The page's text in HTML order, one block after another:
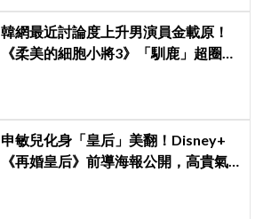
韓網最近討論度上升男演員金載原！
《柔美的細胞小將3》「馴鹿」超圈
申敏兒化身「皇后」美翻！Disney+
《再婚皇后》前導海報公開，高貴氣